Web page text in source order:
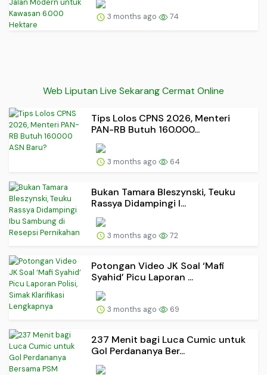
3 months ago 74
Web Liputan Live Sekarang Cermat Online
Tips Lolos CPNS 2026, Menteri
PAN-RB Butuh 160.000...
3 months ago 64
Bukan Tamara Bleszynski, Teuku
Rassya Didampingi I...
3 months ago 72
Potongan Video JK Soal ‘Mafi
Syahid’ Picu Laporan ...
3 months ago 69
237 Menit bagi Luca Cumic untuk
Gol Perdananya Ber...